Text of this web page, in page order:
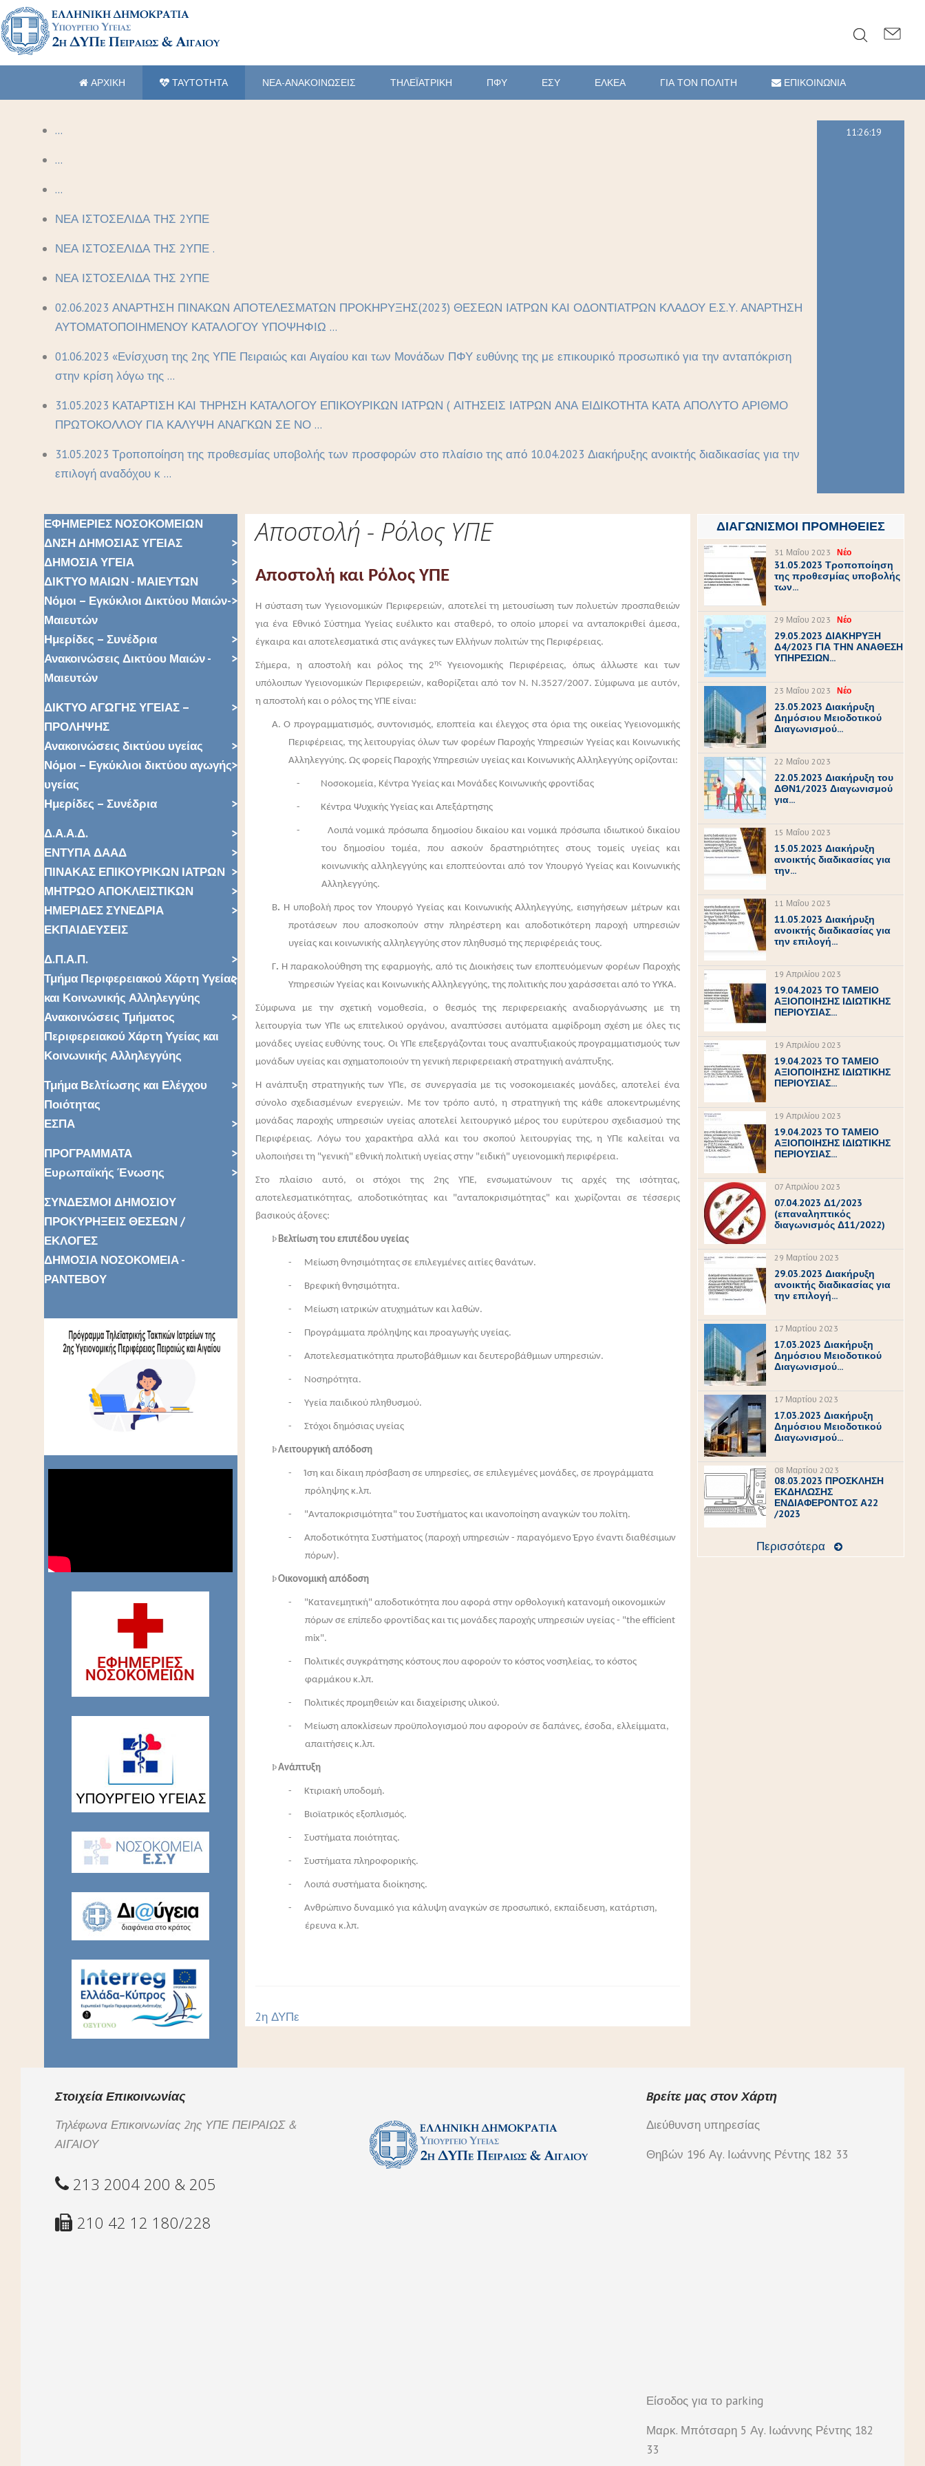
ΑΡΧΙΚΗ ΤΑΥΤΟΤΗΤΑ ΝΕΑ-ΑΝΑΚΟΙΝΩΣΕΙΣ ΤΗΛΕΪΑΤΡΙΚΗ ΠΦΥ ΕΣΥ ΕΛΚΕΑ ΓΙΑ ΤΟΝ ΠΟΛΙΤΗ ΕΠΙΚΟΙΝΩΝΙΑ
...
...
...
ΝΕΑ ΙΣΤΟΣΕΛΙΔΑ ΤΗΣ 2ΥΠΕ
ΝΕΑ ΙΣΤΟΣΕΛΙΔΑ ΤΗΣ 2ΥΠΕ .
ΝΕΑ ΙΣΤΟΣΕΛΙΔΑ ΤΗΣ 2ΥΠΕ
02.06.2023 ΑΝΑΡΤΗΣΗ ΠΙΝΑΚΩΝ ΑΠΟΤΕΛΕΣΜΑΤΩΝ ΠΡΟΚΗΡΥΞΗΣ(2023) ΘΕΣΕΩΝ ΙΑΤΡΩΝ ΚΑΙ ΟΔΟΝΤΙΑΤΡΩΝ ΚΛΑΔΟΥ Ε.Σ.Υ. ΑΝΑΡΤΗΣΗ
ΑΥΤΟΜΑΤΟΠΟΙΗΜΕΝΟΥ ΚΑΤΑΛΟΓΟΥ ΥΠΟΨΗΦΙΩ ...
01.06.2023 «Ενίσχυση της 2ης ΥΠΕ Πειραιώς και Αιγαίου και των Μονάδων ΠΦΥ ευθύνης της με επικουρικό προσωπικό για την ανταπόκριση
στην κρίση λόγω της ...
31.05.2023 ΚΑΤΑΡΤΙΣΗ ΚΑΙ ΤΗΡΗΣΗ ΚΑΤΑΛΟΓΟΥ ΕΠΙΚΟΥΡΙΚΩΝ ΙΑΤΡΩΝ ( ΑΙΤΗΣΕΙΣ ΙΑΤΡΩΝ ΑΝΑ ΕΙΔΙΚΟΤΗΤΑ ΚΑΤΑ ΑΠΟΛΥΤΟ ΑΡΙΘΜΟ
ΠΡΩΤΟΚΟΛΛΟΥ ΓΙΑ ΚΑΛΥΨΗ ΑΝΑΓΚΩΝ ΣΕ ΝΟ ...
31.05.2023 Τροποποίηση της προθεσμίας υποβολής των προσφορών στο πλαίσιο της από 10.04.2023 Διακήρυξης ανοικτής διαδικασίας για την
επιλογή αναδόχου κ ...
11:26:20
Αποστολή - Ρόλος ΥΠΕ
Αποστολή και Ρόλος ΥΠΕ
Η σύσταση των Υγειονομικών Περιφερειών, αποτελεί τη μετουσίωση των πολυετών προσπαθειών
για ένα Εθνικό Σύστημα Υγείας ευέλικτο και σταθερό, το οποίο μπορεί να ανταποκριθεί άμεσα,
έγκαιρα και αποτελεσματικά στις ανάγκες των Ελλήνων πολιτών της Περιφέρειας.
Σήμερα, η αποστολή και ρόλος της 2ηςΥγειονομικής Περιφέρειας, όπως άλλωστε και των
υπόλοιπων Υγειονομικών Περιφερειών, καθορίζεται από τον Ν. Ν.3527/2007. Σύμφωνα με αυτόν,
η αποστολή και ο ρόλος της ΥΠΕ είναι:
Α. Ο προγραμματισμός, συντονισμός, εποπτεία και έλεγχος στα όρια της οικείας Υγειονομικής
Περιφέρειας, της λειτουργίας όλων των φορέων Παροχής Υπηρεσιών Υγείας και Κοινωνικής
Αλληλεγγύης. Ως φορείς Παροχής Υπηρεσιών υγείας και Κοινωνικής Αλληλεγγύης ορίζονται:
- Νοσοκομεία, Κέντρα Υγείας και Μονάδες Κοινωνικής φροντίδας
- Κέντρα Ψυχικής Υγείας και Απεξάρτησης
- Λοιπά νομικά πρόσωπα δημοσίου δικαίου και νομικά πρόσωπα ιδιωτικού δικαίου
του δημοσίου τομέα, που ασκούν δραστηριότητες στους τομείς υγείας και
κοινωνικής αλληλεγγύης και εποπτεύονται από τον Υπουργό Υγείας και Κοινωνικής
Αλληλεγγύης.
Β. Η υποβολή προς τον Υπουργό Υγείας και Κοινωνικής Αλληλεγγύης, εισηγήσεων μέτρων και
προτάσεων που αποσκοπούν στην πληρέστερη και αποδοτικότερη παροχή υπηρεσιών
υγείας και κοινωνικής αλληλεγγύης στον πληθυσμό της περιφέρειάς τους.
Γ. Η παρακολούθηση της εφαρμογής, από τις Διοικήσεις των εποπτευόμενων φορέων Παροχής
Υπηρεσιών Υγείας και Κοινωνικής Αλληλεγγύης, της πολιτικής που χαράσσεται από το ΥΥΚΑ.
Σύμφωνα με την σχετική νομοθεσία, ο θεσμός της περιφερειακής αναδιοργάνωσης με τη
λειτουργία των ΥΠε ως επιτελικού οργάνου, αναπτύσσει αυτόματα αμφίδρομη σχέση με όλες τις
μονάδες υγείας ευθύνης τους. Οι ΥΠε επεξεργάζονται τους αναπτυξιακούς προγραμματισμούς των
μονάδων υγείας και σχηματοποιούν τη γενική περιφερειακή στρατηγική ανάπτυξης.
Η ανάπτυξη στρατηγικής των ΥΠε, σε συνεργασία με τις νοσοκομειακές μονάδες, αποτελεί ένα
σύνολο σχεδιασμένων ενεργειών. Με τον τρόπο αυτό, η στρατηγική της κάθε αποκεντρωμένης
μονάδας παροχής υπηρεσιών υγείας αποτελεί λειτουργικό μέρος του ευρύτερου σχεδιασμού της
Περιφέρειας. Λόγω του χαρακτήρα αλλά και του σκοπού λειτουργίας της, η ΥΠε καλείται να
υλοποιήσει τη "γενική" εθνική πολιτική υγείας στην "ειδική" υγειονομική περιφέρεια.
Στο πλαίσιο αυτό, οι στόχοι της 2ης ΥΠΕ, ενσωματώνουν τις αρχές της ισότητας,
αποτελεσματικότητας, αποδοτικότητας και "ανταποκρισιμότητας" και χωρίζονται σε τέσσερις
βασικούς άξονες:
Þ Βελτίωση του επιπέδου υγείας
- Μείωση θνησιμότητας σε επιλεγμένες αιτίες θανάτων.
- Βρεφική θνησιμότητα.
- Μείωση ιατρικών ατυχημάτων και λαθών.
- Προγράμματα πρόληψης και προαγωγής υγείας.
- Αποτελεσματικότητα πρωτοβάθμιων και δευτεροβάθμιων υπηρεσιών.
- Νοσηρότητα.
- Υγεία παιδικού πληθυσμού.
- Στόχοι δημόσιας υγείας
ÞΛειτουργική απόδοση
- Ίση και δίκαιη πρόσβαση σε υπηρεσίες, σε επιλεγμένες μονάδες, σε προγράμματα
πρόληψης κ.λπ.
- "Ανταποκρισιμότητα" του Συστήματος και ικανοποίηση αναγκών του πολίτη.
- Αποδοτικότητα Συστήματος (παροχή υπηρεσιών - παραγόμενο Έργο έναντι διαθέσιμων
πόρων).
ÞΟικονομική απόδοση
- "Κατανεμητική" αποδοτικότητα που αφορά στην ορθολογική κατανομή οικονομικών
πόρων σε επίπεδο φροντίδας και τις μονάδες παροχής υπηρεσιών υγείας - "the efficient
mix".
- Πολιτικές συγκράτησης κόστους που αφορούν το κόστος νοσηλείας, το κόστος
φαρμάκου κ.λπ.
- Πολιτικές προμηθειών και διαχείρισης υλικού.
- Μείωση αποκλίσεων προϋπολογισμού που αφορούν σε δαπάνες, έσοδα, ελλείμματα,
απαιτήσεις κ.λπ.
ÞΑνάπτυξη
- Κτιριακή υποδομή.
- Βιοϊατρικός εξοπλισμός.
- Συστήματα ποιότητας.
- Συστήματα πληροφορικής.
- Λοιπά συστήματα διοίκησης.
- Ανθρώπινο δυναμικό για κάλυψη αναγκών σε προσωπικό, εκπαίδευση, κατάρτιση,
έρευνα κ.λπ.
2η ΔΥΠε
ΔΙΑΓΩΝΙΣΜΟΊ ΠΡΟΜΉΘΕΙΕΣ
31 Μαΐου 2023 Νέο
31.05.2023 Τροποποίηση
της προθεσμίας υποβολής
των...
29 Μαΐου 2023 Νέο
29.05.2023 ΔΙΑΚΗΡΥΞΗ
Δ4/2023 ΓΙΑ ΤΗΝ ΑΝΑΘΕΣΗ
ΥΠΗΡΕΣΙΩΝ...
23 Μαΐου 2023 Νέο
23.05.2023 Διακήρυξη
Δημόσιου Μειοδοτικού
Διαγωνισμού...
22 Μαΐου 2023
22.05.2023 Διακήρυξη του
ΔΘΝ1/2023 Διαγωνισμού
για...
15 Μαΐου 2023
15.05.2023 Διακήρυξη
ανοικτής διαδικασίας για
την...
11 Μαΐου 2023
11.05.2023 Διακήρυξη
ανοικτής διαδικασίας για
την επιλογή...
19 Απριλίου 2023
19.04.2023 ΤΟ ΤΑΜΕΙΟ
ΑΞΙΟΠΟΙΗΣΗΣ ΙΔΙΩΤΙΚΗΣ
ΠΕΡΙΟΥΣΙΑΣ...
19 Απριλίου 2023
19.04.2023 ΤΟ ΤΑΜΕΙΟ
ΑΞΙΟΠΟΙΗΣΗΣ ΙΔΙΩΤΙΚΗΣ
ΠΕΡΙΟΥΣΙΑΣ...
19 Απριλίου 2023
19.04.2023 ΤΟ ΤΑΜΕΙΟ
ΑΞΙΟΠΟΙΗΣΗΣ ΙΔΙΩΤΙΚΗΣ
ΠΕΡΙΟΥΣΙΑΣ...
07 Απριλίου 2023
07.04.2023 Δ1/2023
(επαναληπτικός
διαγωνισμός Δ11/2022)
29 Μαρτίου 2023
29.03.2023 Διακήρυξη
ανοικτής διαδικασίας για
την επιλογή...
17 Μαρτίου 2023
17.03.2023 Διακήρυξη
Δημόσιου Μειοδοτικού
Διαγωνισμού...
17 Μαρτίου 2023
17.03.2023 Διακήρυξη
Δημόσιου Μειοδοτικού
Διαγωνισμού...
08 Μαρτίου 2023
08.03.2023 ΠΡΟΣΚΛΗΣΗ
ΕΚΔΗΛΩΣΗΣ
ΕΝΔΙΑΦΕΡΟΝΤΟΣ Α22
/2023
Περισσότερα
ΕΦΗΜΕΡΙΕΣ ΝΟΣΟΚΟΜΕΙΩΝ
ΔΝΣΗ ΔΗΜΟΣΙΑΣ ΥΓΕΙΑΣ
ΔΗΜΟΣΙΑ ΥΓΕΙΑ
ΔΙΚΤΥΟ ΜΑΙΩΝ - ΜΑΙΕΥΤΩΝ
Νόμοι – Εγκύκλιοι Δικτύου Μαιών-
Μαιευτών
Ημερίδες – Συνέδρια
Ανακοινώσεις Δικτύου Μαιών -
Μαιευτών
ΔΙΚΤΥΟ ΑΓΩΓΗΣ ΥΓΕΙΑΣ –
ΠΡΟΛΗΨΗΣ
Ανακοινώσεις δικτύου υγείας
Νόμοι – Εγκύκλιοι δικτύου αγωγής
υγείας
Ημερίδες – Συνέδρια
Δ.Α.Α.Δ.
ΕΝΤΥΠΑ ΔΑΑΔ
ΠΙΝΑΚΑΣ ΕΠΙΚΟΥΡΙΚΩΝ ΙΑΤΡΩΝ
ΜΗΤΡΩΟ ΑΠΟΚΛΕΙΣΤΙΚΩΝ
ΗΜΕΡΙΔΕΣ ΣΥΝΕΔΡΙΑ
ΕΚΠΑΙΔΕΥΣΕΙΣ
Δ.Π.Α.Π.
Τμήμα Περιφερειακού Χάρτη Υγείας
και Κοινωνικής Αλληλεγγύης
Ανακοινώσεις Τμήματος
Περιφερειακού Χάρτη Υγείας και
Κοινωνικής Αλληλεγγύης
Τμήμα Βελτίωσης και Ελέγχου
Ποιότητας
ΕΣΠΑ
ΠΡΟΓΡΑΜΜΑΤΑ
Ευρωπαϊκής Ένωσης
ΣΥΝΔΕΣΜΟΙ ΔΗΜΟΣΙΟΥ
ΠΡΟΚΥΡΗΞΕΙΣ ΘΕΣΕΩΝ /
ΕΚΛΟΓΕΣ
ΔΗΜΟΣΙΑ ΝΟΣΟΚΟΜΕΙΑ -
ΡΑΝΤΕΒΟΥ
Στοιχεία Επικοινωνίας
Τηλέφωνα Επικοινωνίας 2ης ΥΠΕ ΠΕΙΡΑΙΩΣ &
ΑΙΓΑΙΟΥ
213 2004 200 & 205
210 42 12 180/228
Bρείτε μας στον Χάρτη
Διεύθυνση υπηρεσίας
Θηβών 196 Αγ. Ιωάννης Ρέντης 182 33
Είσοδος για το parking
Μαρκ. Μπότσαρη 5 Αγ. Ιωάννης Ρέντης 182
33